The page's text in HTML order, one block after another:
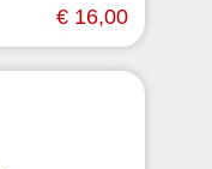
€ 16,00